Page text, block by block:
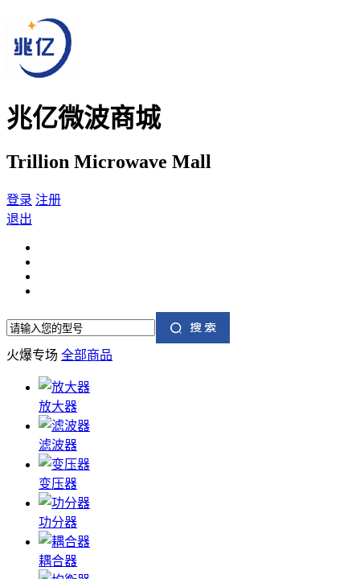
兆亿微波商城
Trillion Microwave Mall
登录 注册
退出
火爆专场 全部商品
放大器
滤波器
变压器
功分器
耦合器